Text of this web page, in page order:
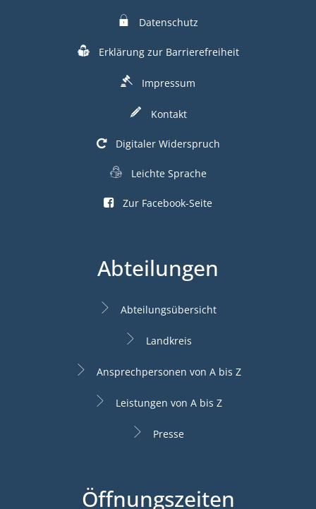
Datenschutz
Erklärung zur Barrierefreiheit
Impressum
Kontakt
Digitaler Widerspruch
Leichte Sprache
Zur Facebook-Seite
Abteilungen
Abteilungsübersicht
Landkreis
Ansprechpersonen von A bis Z
Leistungen von A bis Z
Presse
Öffnungszeiten